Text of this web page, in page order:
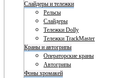
Слайдеры и тележки
Рельсы
Слайдеры
Тележки Dolly
Тележки TrackMaster
Краны и автогрипы
Операторские краны
Автогрипы
Фоны хромакей